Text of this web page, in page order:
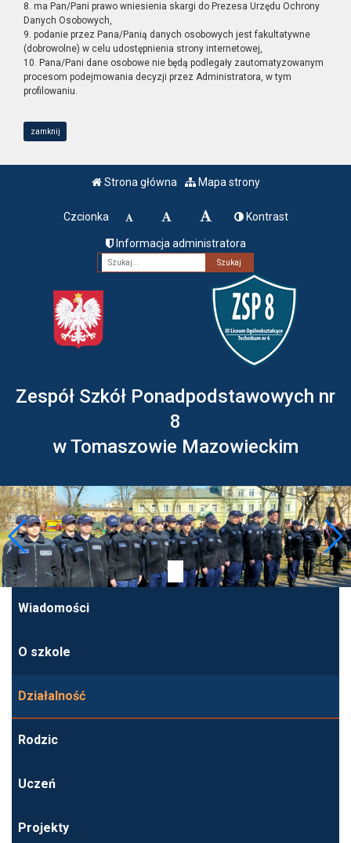
8. ma Pan/Pani prawo wniesienia skargi do Prezesa Urzędu Ochrony
Danych Osobowych,
9. podanie przez Pana/Panią danych osobowych jest fakultatywne
(dobrowolne) w celu udostępnienia strony internetowej,
10. Pana/Pani dane osobowe nie będą podlegały zautomatyzowanym
procesom podejmowania decyzji przez Administratora, w tym
profilowaniu.
zamknij
Strona główna Mapa strony
Czcionka Kontrast
Informacja administratora
Fraza
Zespół Szkół Ponadpodstawowych nr
8
w Tomaszowie Mazowieckim
Wiadomości
O szkole
Działalność
Rodzic
Uczeń
Projekty